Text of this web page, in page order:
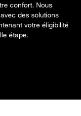
confort. Nous
des solutions
votre éligibilité
étape.